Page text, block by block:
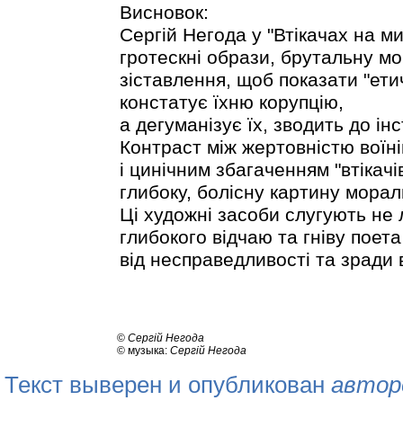
Висновок:
Сергій Негода у "Втікачах на
гротескні образи, брутальну
зіставлення, щоб показати
констатує їхню корупцію,
а дегуманізує їх, зводить до
Контраст між жертовністю
і цинічним збагаченням
глибоку, болісну картину
Ці художні засоби слугують
глибокого відчаю та гніву поета
від несправедливості та зради
© Сергій Негода
© музыка: Сергій Негода
Текст выверен и опубликован